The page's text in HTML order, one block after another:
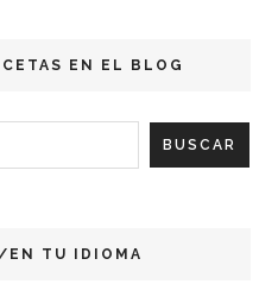
EN EL BLOG
EN TU IDIOMA